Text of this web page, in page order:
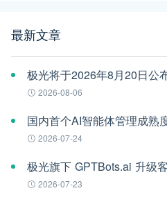
最新文章
极光将于2026年8月20日公
2026-08-06
2026-07-24
2026-07-23